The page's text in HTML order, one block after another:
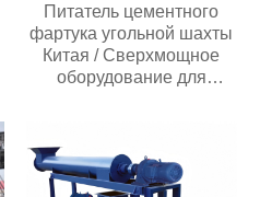
Питатель цементного
фартука угольной шахты
Китая / Сверхмощное
оборудование для